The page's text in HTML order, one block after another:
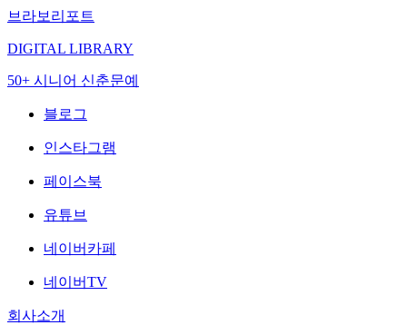
브라보리포트
DIGITAL LIBRARY
50+ 시니어 신춘문예
블로그
인스타그램
페이스북
유튜브
네이버카페
네이버TV
회사소개